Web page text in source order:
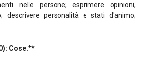
nelle persone; esprimere opinioni,
descrivere personalità e stati d'animo;
Cose.**